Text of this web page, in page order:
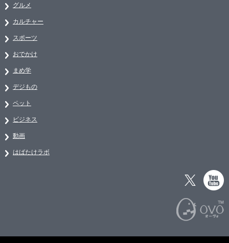
グルメ
カルチャー
スポーツ
おでかけ
まめ学
デジもの
ペット
ビジネス
動画
はばたけラボ